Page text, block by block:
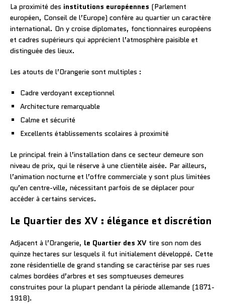
La proximité des institutions européennes (Parlement
européen, Conseil de l’Europe) confère au quartier un caractère
international. On y croise diplomates, fonctionnaires européens
et cadres supérieurs qui apprécient l’atmosphère paisible et
distinguée des lieux.
Les atouts de l’Orangerie sont multiples :
Cadre verdoyant exceptionnel
Architecture remarquable
Calme et sécurité
Excellents établissements scolaires à proximité
Le principal frein à l’installation dans ce secteur demeure son
niveau de prix, qui le réserve à une clientèle aisée. Par ailleurs,
l’animation nocturne et l’offre commerciale y sont plus limitées
qu’en centre-ville, nécessitant parfois de se déplacer pour
accéder à certains services.
Le Quartier des XV : élégance et discrétion
Adjacent à l’Orangerie, le Quartier des XV tire son nom des
quinze hectares sur lesquels il fut initialement développé. Cette
zone résidentielle de grand standing se caractérise par ses rues
calmes bordées d’arbres et ses somptueuses demeures
construites pour la plupart pendant la période allemande (1871-
1918).